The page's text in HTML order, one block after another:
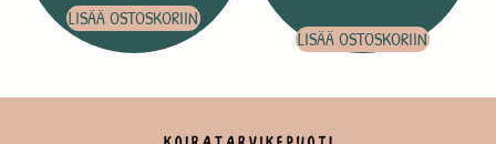
LISÄÄ OSTOSKORIIN
LISÄÄ OSTOSKORIIN